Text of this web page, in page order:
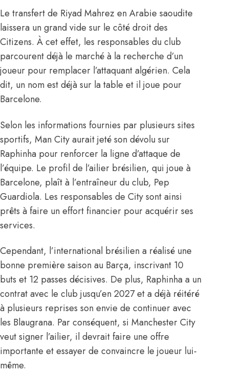
Le transfert de Riyad Mahrez en Arabie saoudite
laissera un grand vide sur le côté droit des
Citizens. À cet effet, les responsables du club
parcourent déjà le marché à la recherche d’un
joueur pour remplacer l’attaquant algérien. Cela
dit, un nom est déjà sur la table et il joue pour
Barcelone.
Selon les informations fournies par plusieurs sites
sportifs, Man City aurait jeté son dévolu sur
Raphinha pour renforcer la ligne d’attaque de
l’équipe. Le profil de l’ailier brésilien, qui joue à
Barcelone, plaît à l’entraîneur du club, Pep
Guardiola. Les responsables de City sont ainsi
prêts à faire un effort financier pour acquérir ses
services.
Cependant, l’international brésilien a réalisé une
bonne première saison au Barça, inscrivant 10
buts et 12 passes décisives. De plus, Raphinha a un
contrat avec le club jusqu’en 2027 et a déjà réitéré
à plusieurs reprises son envie de continuer avec
les Blaugrana. Par conséquent, si Manchester City
veut signer l’ailier, il devrait faire une offre
importante et essayer de convaincre le joueur lui-
même.